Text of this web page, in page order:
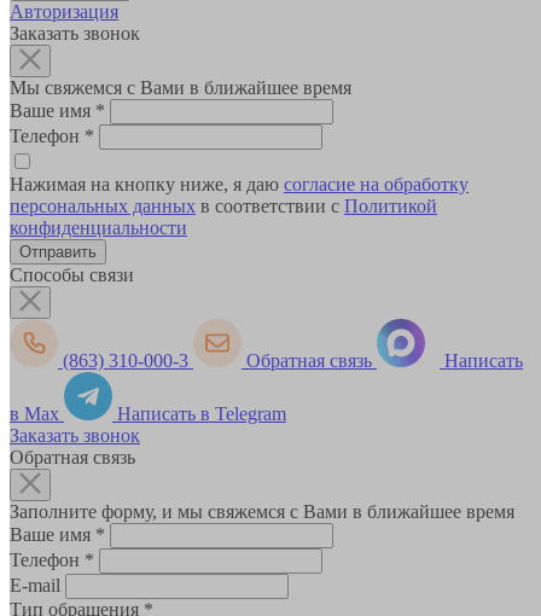
Авторизация
Заказать звонок
Мы свяжемся с Вами в ближайшее время
Ваше имя *
Телефон *
Нажимая на кнопку ниже, я даю согласие на обработку
персональных данных в соответствии с Политикой
конфиденциальности
Способы связи
(863) 310-000-3 Обратная связь Написать
в Max
Написать в Telegram
Заказать звонок
Обратная связь
Заполните форму, и мы свяжемся с Вами в ближайшее время
Ваше имя *
Телефон *
E-mail
Тип обращения *